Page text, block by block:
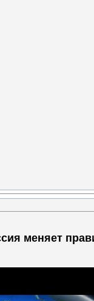
меняет